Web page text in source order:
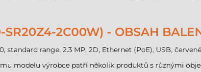
SR20Z4-2C00W) - OBSAH
standard range, 2.3 MP, 2D, Ethernet (PoE), USB,
modelu výrobce patří několik produktů s různými